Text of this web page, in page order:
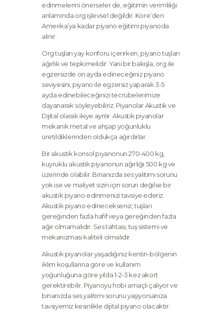
edinmelerini önerseler de, eğitimin verimliliği
anlamında org işlevsel değildir. Kore’den
Amerika’ya kadar piyano eğitimi piyanoda
alınır.
Org tuşları yay konforu içerirken, piyano tuşları
ağırlık ve tepkimelidir. Yani bir bakışla, org ile
egzersizde on ayda edineceğiniz piyano
seviyesini, piyano ile egzersiz yaparak 3-5
ayda edinebileceğinizi tecrübelerimize
dayanarak söyleyebiliriz. Piyanolar Akustik ve
Dijital olarak ikiye ayrılır. Akustik piyanolar
mekanik metal ve ahşap yoğunluklu
üretildiklerinden oldukça ağırdırlar.
Bir akustik konsol piyanonun 270-400 kg,
kuyruklu akustik piyanonun ağırlığı 500 kg ve
üzerinde olabilir. Binanızda ses yalıtımı sorunu
yok ise ve maliyet sizin için sorun değilse bir
akustik piyano edinmenizi tavsiye ederiz.
Akustik piyano edinecekseniz; tuşları
gereğinden fazla hafif veya gereğinden fazla
ağır olmamalıdır. Ses tahtası, tuş sistemi ve
mekanizması kaliteli olmalıdır.
Akustik piyanolar yaşadığınız kentin-bölgenin
iklim koşullarına göre ve kullanım
yoğunluğuna göre yılda 1-2-3 kez akort
gerektirebilir. Piyanoyu hobi amaçlı çalıyor ve
binanızda ses yalıtımı sorunu yaşıyorsanıza
tavsiyemiz kesinlikle dijital piyano olacaktır.